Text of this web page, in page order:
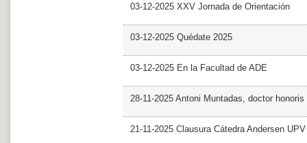
03-12-2025 XXV Jornada de Orientación
03-12-2025 Quédate 2025
03-12-2025 En la Facultad de ADE
28-11-2025 Antoni Muntadas, doctor
21-11-2025 Clausura Cátedra Andersen UPV